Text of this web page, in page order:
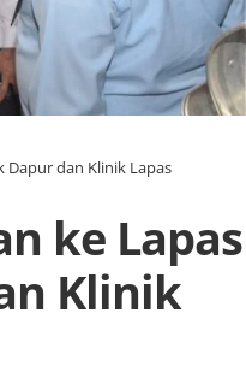
Dapur dan Klinik Lapas
ke Lapas
Klinik